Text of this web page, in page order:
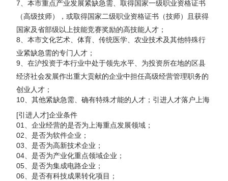
7、本市重点产业发展紧缺急需、取得国家一级职业资格证书
（高级技师），或取得国家二级职业资格证书（技师）且获得
国家及省部级以上技能竞赛奖励的高技能人才；
8、本市文化艺术、体育、传统医学、农业技术及其他特殊行
业紧缺急需的专门人才；
9、在沪投资于本行业中处于领先水平、为投资所在地的区县
经济社会发展作出重大贡献的企业中担任高级经营管理职务的
创业人才；
10、其他紧缺急需、确有特殊才能的人才；引进人才落户上海
[引进人才]企业条件
01、企业经营的是否为上海重点发展领域；
02、是否为软件企业；
03、是否为高新技术企业；
04、是否为产业化重点领域企业；
05、是否为集成电路企业；
06、是否有科技成果转化项目；